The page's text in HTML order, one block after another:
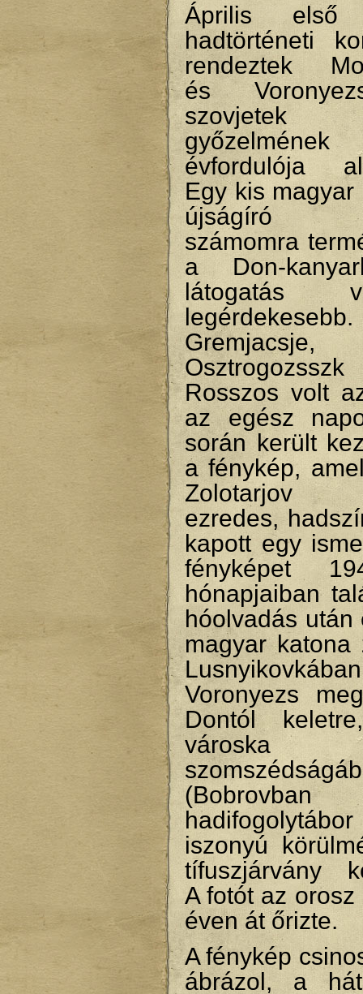
Április első
hadtörténeti
rendeztek
és
szovjetek
évfordulója
Egy kis magyar
újságíró
számomra
a Don-
legérdekesebb.
Gremjacsje,
Rosszos volt
az egész
során került
a fénykép,
Zolotarjov
ezredes,
kapott egy
fényképet
hónapjaiban
hóolvadás után
magyar katona
Voronyezs
Dontól
városka
(Bobrovban
hadifogolytábor
iszonyú
tífuszjárvány
A fotót az
éven át őrizte.
A fénykép
ábrázol, a